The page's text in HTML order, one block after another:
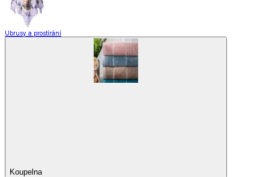
Ubrusy a prostírání
Koupelna